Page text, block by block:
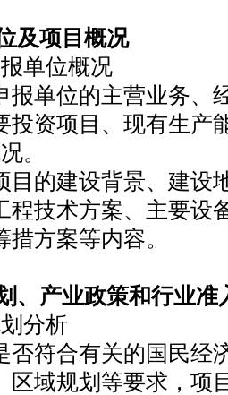
及项目概况
单位概况
单位的主营业务、
投资项目、现有生产
。
的建设背景、建设
程技术方案、主要设
方案等内容。
、产业政策和行业准
分析
符合有关的国民经
区域规划等要求，项